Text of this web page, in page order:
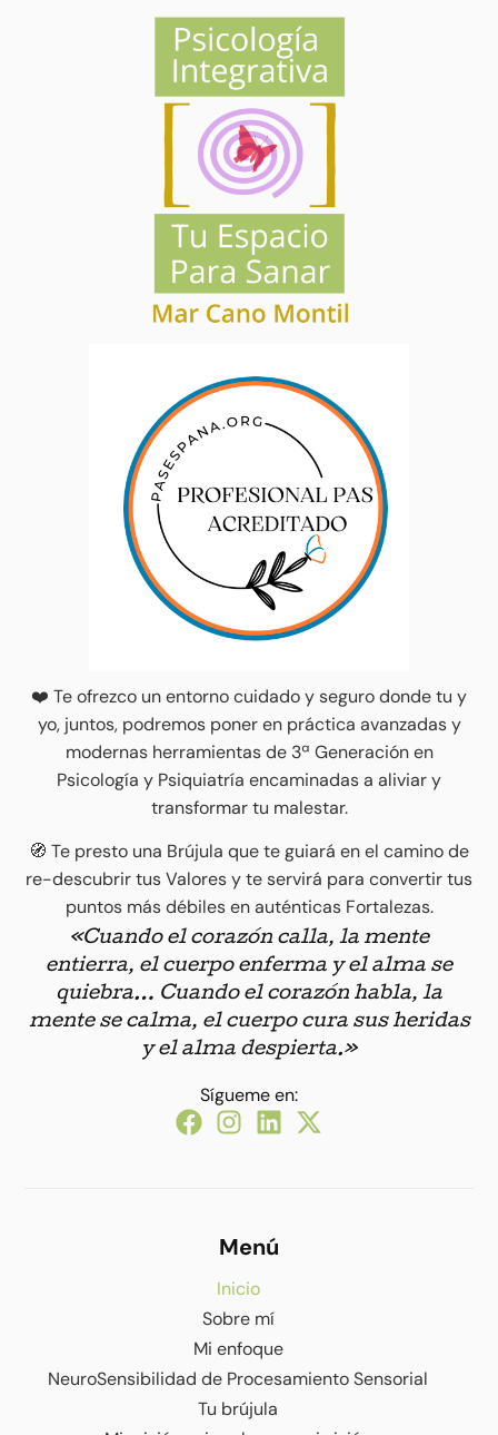
❤️ Te ofrezco un entorno cuidado y seguro donde tu y
yo, juntos, podremos poner en práctica avanzadas y
modernas herramientas de 3ª Generación en
Psicología y Psiquiatría encaminadas a aliviar y
transformar tu malestar.
🧭 Te presto una Brújula que te guiará en el camino de
re-descubrir tus Valores y te servirá para convertir tus
puntos más débiles en auténticas Fortalezas.
«Cuando el corazón calla, la mente
entierra, el cuerpo enferma y el alma se
quiebra… Cuando el corazón habla, la
mente se calma, el cuerpo cura sus heridas
y el alma despierta.»
Sígueme en:
Menú
Inicio
Sobre mí
Mi enfoque
NeuroSensibilidad de Procesamiento Sensorial
Tu brújula